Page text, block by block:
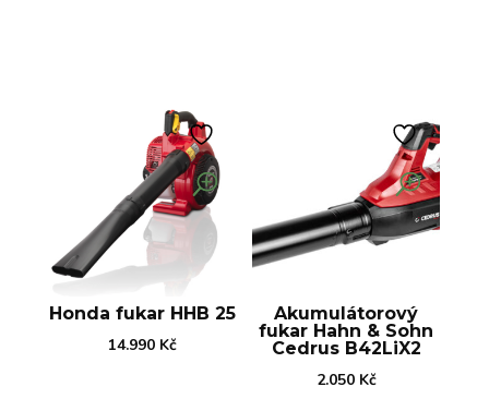
Honda fukar HHB 25
14.990 Kč
Akumulátorový
fukar Hahn & Sohn
Cedrus B42LiX2
2.050 Kč